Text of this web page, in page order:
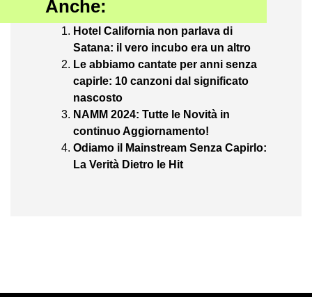
Anche:
Hotel California non parlava di
Satana: il vero incubo era un altro
Le abbiamo cantate per anni senza
capirle: 10 canzoni dal significato
nascosto
NAMM 2024: Tutte le Novità in
continuo Aggiornamento!
Odiamo il Mainstream Senza Capirlo:
La Verità Dietro le Hit